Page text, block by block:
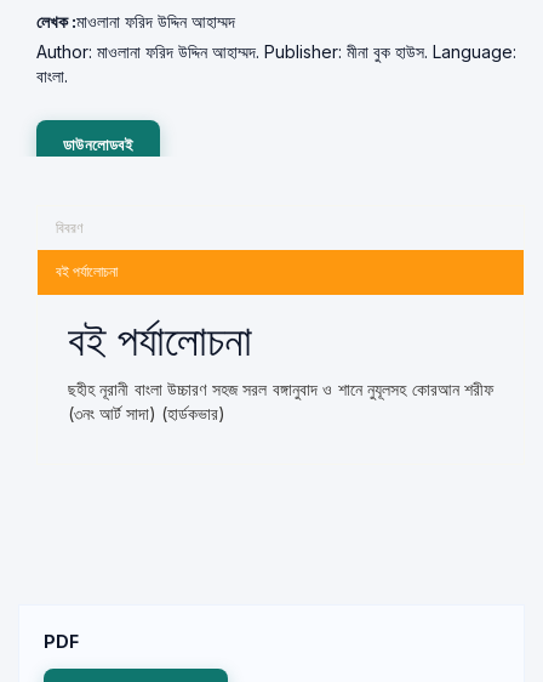
লেখক :মাওলানা ফরিদ উদ্দিন আহাম্মদ
Author: মাওলানা ফরিদ উদ্দিন আহাম্মদ. Publisher: মীনা বুক হাউস. Language:
বাংলা.
ডাউনলোডবই
বিবরণ
বই পর্যালোচনা
বই পর্যালোচনা
ছহীহ নূরানী বাংলা উচ্চারণ সহজ সরল বঙ্গানুবাদ ও শানে নুযূলসহ কোরআন শরীফ
(৩নং আর্ট সাদা) (হার্ডকভার)
PDF